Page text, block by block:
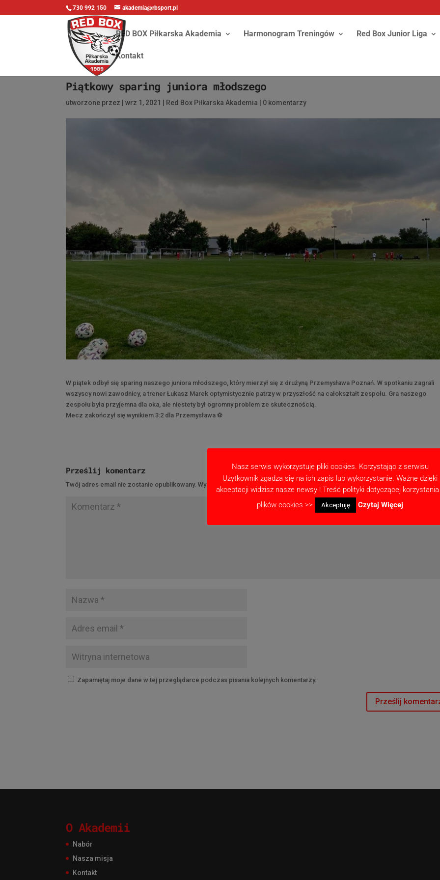
730 992 150 akademia@rbsport.pl
RED BOX Piłkarska Akademia Harmonogram Treningów Red Box Junior Liga
Kontakt
Piątkowy sparing juniora młodszego
utworzone przez |wrz 1, 2021 Red Box Piłkarska Akademia 0 komentarzy
W piątek odbył się sparing naszego juniora młodszego, który mierzył się z drużyną Przemysława Poznań. W spotkaniu zagrali
wszyscy nowi zawodnicy, a trener Łukasz Marek optymistycznie patrzy w przyszłość na całokształt zespołu. Gra naszego
zespołu była przyjemna dla oka, ale niestety był ogromny problem ze skutecznością.
Mecz zakończył się wynikiem 3:2 dla Przemysława ⚽️
Prześlij komentarz
Twój adres email nie zostanie opublikowany. Wymagane pola są oznaczone *
Zapamiętaj moje dane w tej przeglądarce podczas pisania kolejnych komentarzy.
O Akademii
Nabór
Nasza misja
Kontakt
Nasz serwis wykorzystuje pliki cookies. Korzystając z serwisu
Użytkownik zgadza się na ich zapis lub wykorzystanie. Ważne dzięki
akceptacji widzisz nasze newsy ! Treść polityki dotyczącej
plików cookies >>
Akceptuję Czytaj Więcej